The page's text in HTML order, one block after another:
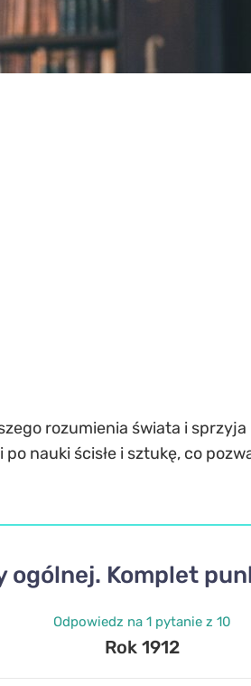
rozumienia świata i
nauki ścisłe i sztukę, co
ogólnej. Komplet
Odpowiedz na 1 pytanie z 10
Rok 1912